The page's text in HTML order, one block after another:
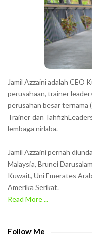
Jamil Azzaini adalah CEO
perusahaan, trainer
perusahan besar ternama
Trainer dan
lembaga nirlaba.
Jamil Azzaini pernah
Malaysia, Brunei
Kuwait, Uni Emerates
Amerika Serikat.
Read More ...
Follow Me